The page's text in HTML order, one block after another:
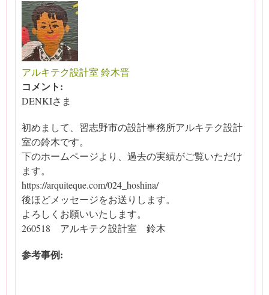
アルキテク設計室 鈴木晋
コメント:
DENKIさま
初めまして、習志野市の設計事務所アルキテク設計
室の鈴木です。
下のホームページより、過去の実績がご覧いただけ
ます。
https://arquiteque.com/024_hoshina/
後ほどメッセージをお送りします。
よろしくお願いいたします。
260518 アルキテク設計室 鈴木
参考事例: